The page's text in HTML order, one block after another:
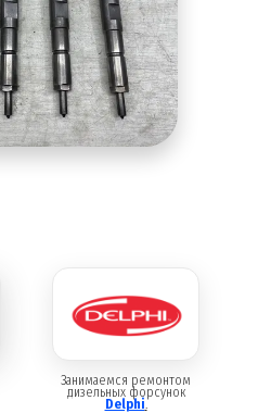
Занимаемся ремонтом
дизельных форсунок
Delphi.